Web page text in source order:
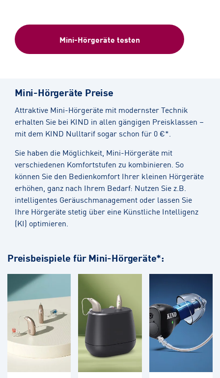
Mini-Hörgeräte testen
Mini-Hörgeräte Preise
Attraktive Mini-Hörgeräte mit modernster Technik
erhalten Sie bei KIND in allen gängigen Preisklassen –
mit dem KIND Nulltarif sogar schon für 0 €*.
Sie haben die Möglichkeit, Mini-Hörgeräte mit
verschiedenen Komfortstufen zu kombinieren. So
können Sie den Bedienkomfort Ihrer kleinen Hörgeräte
erhöhen, ganz nach Ihrem Bedarf: Nutzen Sie z.B.
intelligentes Geräuschmanagement oder lassen Sie
Ihre Hörgeräte stetig über eine Künstliche Intelligenz
(KI) optimieren.
Preisbeispiele für Mini-Hörgeräte*: